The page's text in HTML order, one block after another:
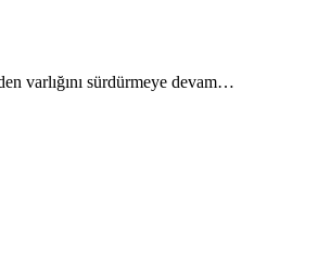
varlığını sürdürmeye devam…